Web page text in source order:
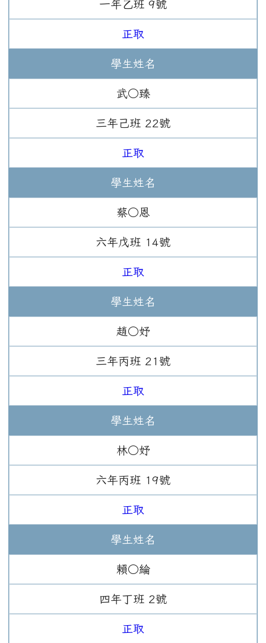
一年 乙班 9號
正取
學生姓名
武○臻
三年 己班 22號
正取
學生姓名
蔡○恩
六年 戊班 14號
正取
學生姓名
趙○妤
三年丙班 21 號
正取
學生姓名
林○妤
六年丙班 19號
正取
學生姓名
賴○綸
四年丁班 2號
正取